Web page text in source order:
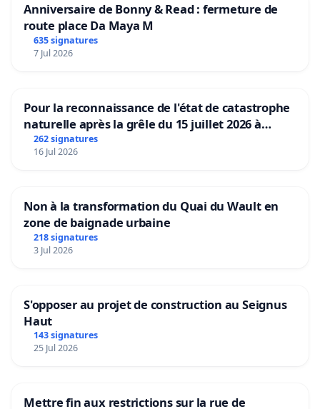
Anniversaire de Bonny & Read : fermeture de
route place Da Maya M
635 signatures
7 Jul 2026
Pour la reconnaissance de l'état de catastrophe
naturelle après la grêle du 15 juillet 2026 à
Aubenas et ses alentours
262 signatures
16 Jul 2026
Non à la transformation du Quai du Wault en
zone de baignade urbaine
218 signatures
3 Jul 2026
S'opposer au projet de construction au Seignus
Haut
143 signatures
25 Jul 2026
Mettre fin aux restrictions sur la rue de